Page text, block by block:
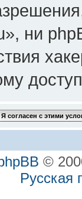
ни
©
Русская